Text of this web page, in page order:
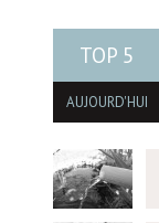
TOP 5
AUJOURD'HUI